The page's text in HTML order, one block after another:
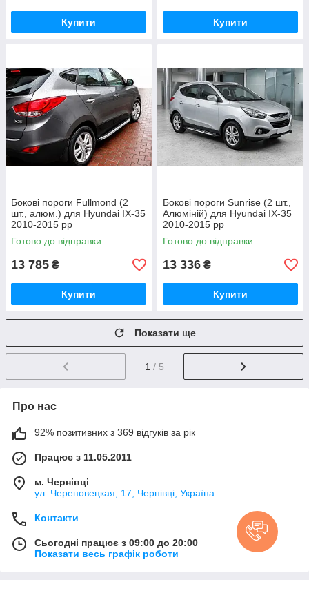
Купити Купити
Бокові пороги Fullmond (2
шт., алюм.) для Hyundai IX-35
2010-2015 рр
Готово до відправки
13 785 ₴
Купити
Бокові пороги Sunrise (2 шт.,
Алюміній) для Hyundai IX-35
2010-2015 рр
Готово до відправки
13 336 ₴
Купити
Показати ще
1 / 5
Про нас
92% позитивних з 369 відгуків за рік
Працює з 11.05.2011
м. Чернівці
ул. Череповецкая, 17, Чернівці, Україна
Контакти
Сьогодні працює з 09:00 до 20:00
Показати весь графік роботи